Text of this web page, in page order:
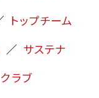
トップチーム
サステナ
クラブ